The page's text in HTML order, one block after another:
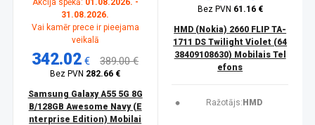
Akcija spēkā: 01.08.2026. -
31.08.2026.
Vai kamēr prece ir pieejama
veikalā
342.02 € 389.00 €
Bez PVN 282.66 €
Samsung Galaxy A55 5G 8G
B/128GB Awesome Navy (E
nterprise Edition) Mobilai
Bez PVN 61.16 €
HMD (Nokia) 2660 FLIP TA-
1711 DS Twilight Violet (64
38409108630) Mobilais Tel
efons
Ražotājs: HMD